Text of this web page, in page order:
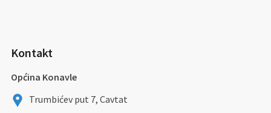
Kontakt
Općina Konavle
Trumbićev put 7, Cavtat